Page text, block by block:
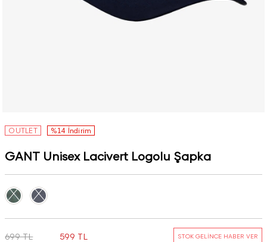
OUTLET %14 İndirim
GANT Unisex Lacivert Logolu Şapka
699 TL 599 TL STOK GELİNCE HABER VER